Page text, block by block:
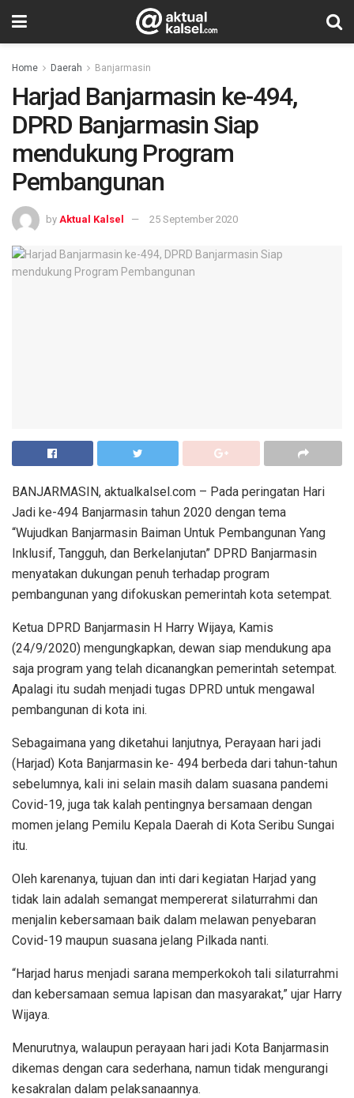
Home Daerah Banjarmasin
Harjad Banjarmasin ke-494,
DPRD Banjarmasin Siap
mendukung Program
Pembangunan
by Aktual Kalsel 25 September 2020
BANJARMASIN, aktualkalsel.com – Pada peringatan Hari
Jadi ke-494 Banjarmasin tahun 2020 dengan tema
“Wujudkan Banjarmasin Baiman Untuk Pembangunan Yang
Inklusif, Tangguh, dan Berkelanjutan” DPRD Banjarmasin
menyatakan dukungan penuh terhadap program
pembangunan yang difokuskan pemerintah kota setempat.
Ketua DPRD Banjarmasin H Harry Wijaya, Kamis
(24/9/2020) mengungkapkan, dewan siap mendukung apa
saja program yang telah dicanangkan pemerintah setempat.
Apalagi itu sudah menjadi tugas DPRD untuk mengawal
pembangunan di kota ini.
Sebagaimana yang diketahui lanjutnya, Perayaan hari jadi
(Harjad) Kota Banjarmasin ke- 494 berbeda dari tahun-tahun
sebelumnya, kali ini selain masih dalam suasana pandemi
Covid-19, juga tak kalah pentingnya bersamaan dengan
momen jelang Pemilu Kepala Daerah di Kota Seribu Sungai
itu.
Oleh karenanya, tujuan dan inti dari kegiatan Harjad yang
tidak lain adalah semangat mempererat silaturrahmi dan
menjalin kebersamaan baik dalam melawan penyebaran
Covid-19 maupun suasana jelang Pilkada nanti.
“Harjad harus menjadi sarana memperkokoh tali silaturrahmi
dan kebersamaan semua lapisan dan masyarakat,” ujar Harry
Wijaya.
Menurutnya, walaupun perayaan hari jadi Kota Banjarmasin
dikemas dengan cara sederhana, namun tidak mengurangi
kesakralan dalam pelaksanaannya.